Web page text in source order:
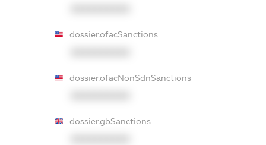
dossier.ofacSanctions
dossier.ofacNonSdnSanctions
dossier.gbSanctions